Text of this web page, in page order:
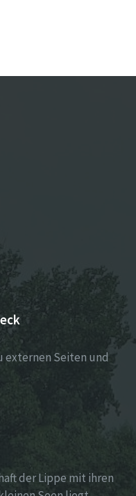
externen Seiten und
der Lippe mit ihren